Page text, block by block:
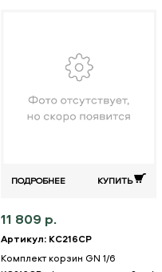
ПОДРОБНЕЕ КУПИТЬ
11 809 р.
Артикул: KC216CP
Комплект корзин GN 1/6